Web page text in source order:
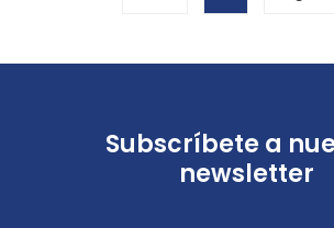
Subscríbete a
newsletter